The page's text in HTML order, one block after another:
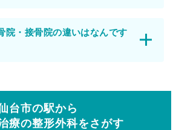
院・接骨院の違いはなんです
台市の駅から
療の整形外科をさがす